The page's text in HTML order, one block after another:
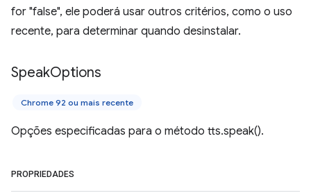
for "false", ele poderá usar outros critérios, como o uso
recente, para determinar quando desinstalar.
SpeakOptions
Chrome 92 ou mais recente
Opções especificadas para o método tts.speak().
PROPRIEDADES